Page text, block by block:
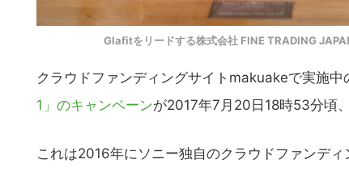
Glafitをリードする株式会社 FINE TRADING
クラウドファンディングサイトmakuakeで実施中
1」のキャンペーンが2017年7月20日18時53分頃
これは2016年にソニー独自のクラウドファンデ